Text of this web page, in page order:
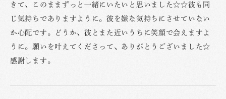
きて、このままずっと一緒にいたいと思いました☆☆彼も同
じ気持ちでありますように。彼を嫌な気持ちにさせていない
か心配です。どうか、彼とまた近いうちに笑顔で会えますよ
うに。願いを叶えてくださって、ありがとうございました☆
感謝します。